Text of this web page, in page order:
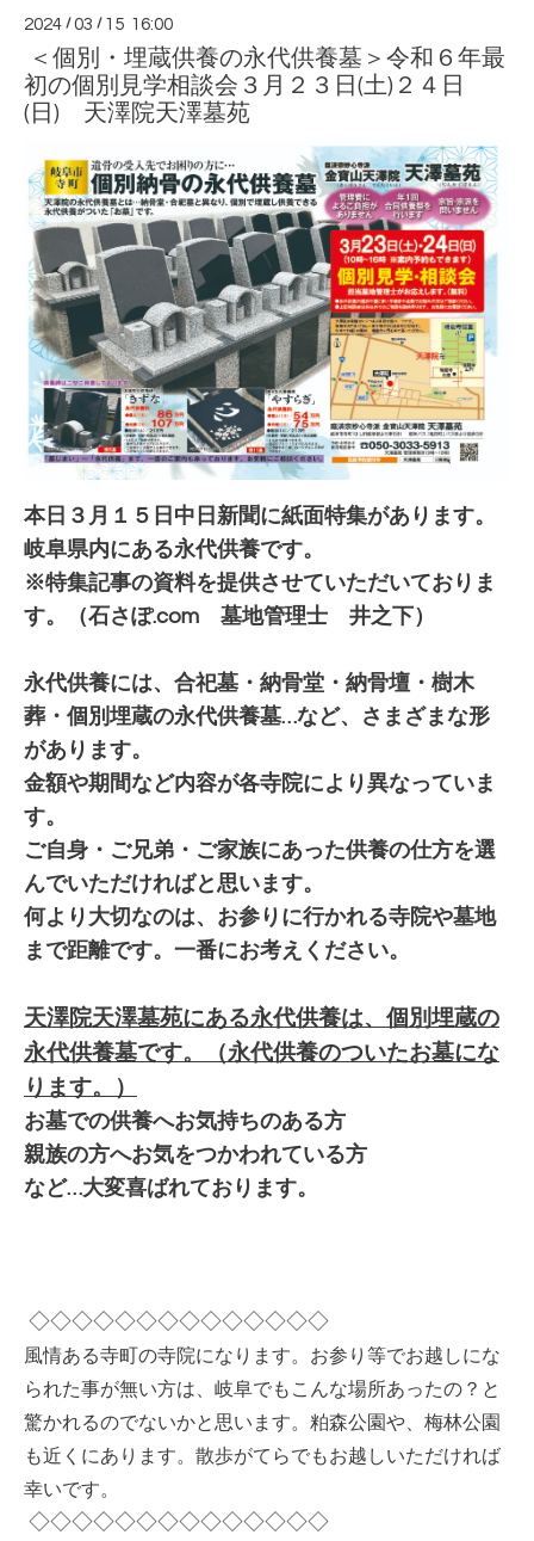
2024 /03 / 15 16:00
＜個別・埋蔵供養の永代供養墓＞令和６年最
初の個別見学相談会３月２３日(土)２４日
(日) 天澤院天澤墓苑
本日３月１５日中日新聞に紙面特集があります。
岐阜県内にある永代供養です。
※特集記事の資料を提供させていただいておりま
す。（石さぽ.com 墓地管理士 井之下）
永代供養には、合祀墓・納骨堂・納骨壇・樹木
葬・個別埋蔵の永代供養墓…など、さまざまな形
があります。
金額や期間など内容が各寺院により異なっていま
す。
ご自身・ご兄弟・ご家族にあった供養の仕方を選
んでいただければと思います。
何より大切なのは、お参りに行かれる寺院や墓地
まで距離です。一番にお考えください。
天澤院天澤墓苑にある永代供養は、個別埋蔵の
永代供養墓です。（永代供養のついたお墓にな
ります。）
お墓での供養へお気持ちのある方
親族の方へお気をつかわれている方
など…大変喜ばれております。
◇◇◇◇◇◇◇◇◇◇◇◇◇◇
風情ある寺町の寺院になります。お参り等でお越しにな
られた事が無い方は、岐阜でもこんな場所あったの？と
驚かれるのでないかと思います。粕森公園や、梅林公園
も近くにあります。散歩がてらでもお越しいただければ
幸いです。
◇◇◇◇◇◇◇◇◇◇◇◇◇◇